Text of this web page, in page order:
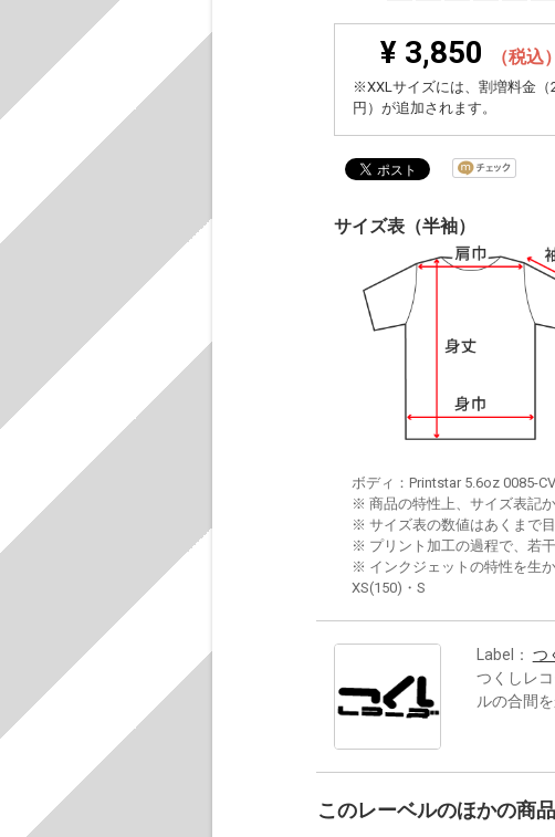
¥ 3,850 （税込）
※XXLサイズには、割増料金（
円）が追加されます。
サイズ表（半袖）
ボディ：Printstar 5.6oz 0085-
※ 商品の特性上、サイズ表記
※ サイズ表の数値はあくまで
※ プリント加工の過程で、若
※ インクジェットの特性を生
XS(150)・S
Label： つ
つくしレ
ルの合間
このレーベルのほかの商品